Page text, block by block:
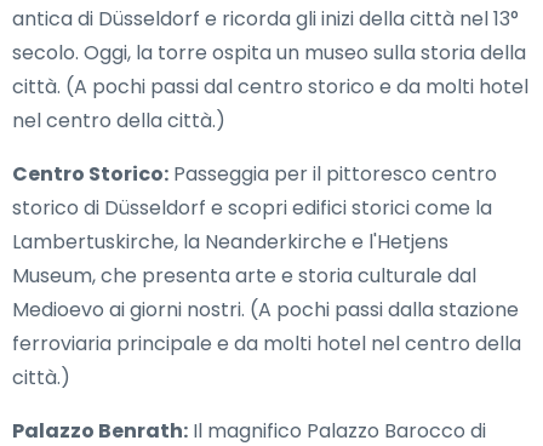
antica di Düsseldorf e ricorda gli inizi della città nel 13°
secolo. Oggi, la torre ospita un museo sulla storia della
città. (A pochi passi dal centro storico e da molti hotel
nel centro della città.)
Centro Storico: Passeggia per il pittoresco centro
storico di Düsseldorf e scopri edifici storici come la
Lambertuskirche, la Neanderkirche e l'Hetjens
Museum, che presenta arte e storia culturale dal
Medioevo ai giorni nostri. (A pochi passi dalla stazione
ferroviaria principale e da molti hotel nel centro della
città.)
Palazzo Benrath: Il magnifico Palazzo Barocco di